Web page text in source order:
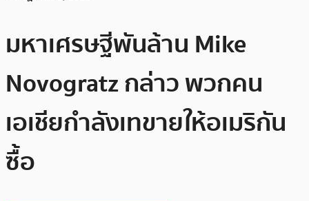
มหาเศรษฐีพันล้าน Mike
Novogratz กล่าว พวกคน
เอเชียกำลังเทขายให้อเมริกัน
ซื้อ